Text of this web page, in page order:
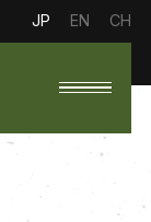
JP EN CH